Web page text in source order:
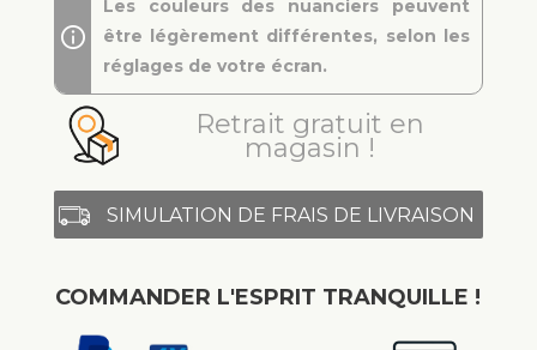
Les couleurs des nuanciers peuvent
être légèrement différentes, selon les
réglages de votre écran.
Retrait gratuit en
magasin !
SIMULATION DE FRAIS DE LIVRAISON
COMMANDER L'ESPRIT TRANQUILLE !